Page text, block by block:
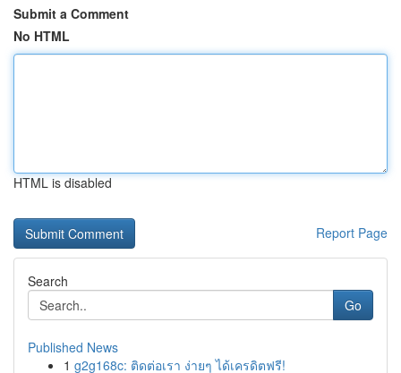
Submit a Comment
No HTML
HTML is disabled
Report Page
Search
Go
Published News
1 g2g168c: ติดต่อเรา ง่ายๆ ได้เครดิตฟรี!